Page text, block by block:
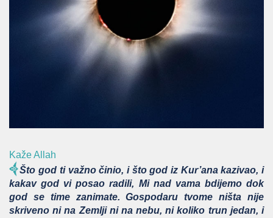
Kaže Allah
Što god ti važno činio, i što god iz Kur’ana kazivao, i
kakav god vi posao radili, Mi nad vama bdijemo dok
god se time zanimate. Gospodaru tvome ništa nije
skriveno ni na Zemlji ni na nebu, ni koliko trun jedan, i